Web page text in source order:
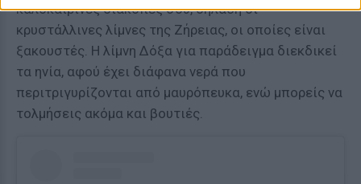
καλοκαιρινές διακοπές σου, δηλαδή οι
κρυστάλλινες λίμνες της Ζήρειας, οι οποίες είναι
ξακουστές. Η λίμνη Δόξα για παράδειγμα διεκδικεί
τα ηνία, αφού έχει διάφανα νερά που
περιτριγυρίζονται από μαυρόπευκα, ενώ μπορείς να
τολμήσεις ακόμα και βουτιές.